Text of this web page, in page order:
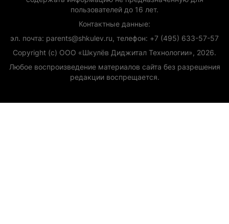
пользователей до 16 лет.
Контактные данные:
эл. почта: parents@shkulev.ru, телефон: +7 (495) 633-57-57
Copyright (с) ООО «Шкулёв Диджитал Технологии», 2026.
Любое воспроизведение материалов сайта без разрешения
редакции воспрещается.